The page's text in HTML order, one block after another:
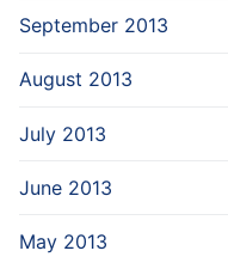
September 2013
August 2013
July 2013
June 2013
May 2013